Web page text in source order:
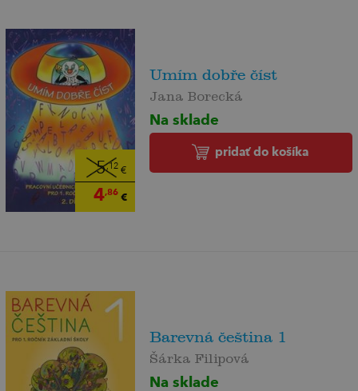
5,12€
4,86€
Umím dobře číst
Jana Borecká
Na sklade
pridať do košíka
Barevná čeština 1
Šárka Filipová
Na sklade